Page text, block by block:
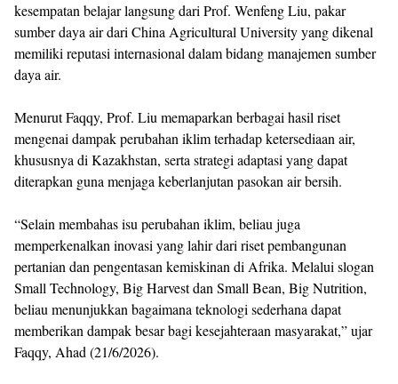
kesempatan belajar langsung dari Prof. Wenfeng Liu, pakar
sumber daya air dari China Agricultural University yang dikenal
memiliki reputasi internasional dalam bidang manajemen sumber
daya air.
Menurut Faqqy, Prof. Liu memaparkan berbagai hasil riset
mengenai dampak perubahan iklim terhadap ketersediaan air,
khususnya di Kazakhstan, serta strategi adaptasi yang dapat
diterapkan guna menjaga keberlanjutan pasokan air bersih.
“Selain membahas isu perubahan iklim, beliau juga
memperkenalkan inovasi yang lahir dari riset pembangunan
pertanian dan pengentasan kemiskinan di Afrika. Melalui slogan
Small Technology, Big Harvest dan Small Bean, Big Nutrition,
beliau menunjukkan bagaimana teknologi sederhana dapat
memberikan dampak besar bagi kesejahteraan masyarakat,” ujar
Faqqy, Ahad (21/6/2026).